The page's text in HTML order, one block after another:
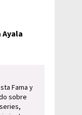
Fama y
sobre